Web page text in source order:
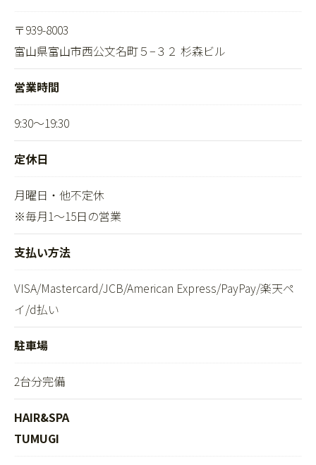
〒939-8003
富山県富山市西公文名町５−３２ 杉森ビル
営業時間
9:30～19:30
定休日
月曜日・他不定休
※毎月1～15日の営業
支払い方法
VISA/Mastercard/JCB/American Express/PayPay/楽天ペ
イ/d払い
駐車場
2台分完備
HAIR&SPA
TUMUGI